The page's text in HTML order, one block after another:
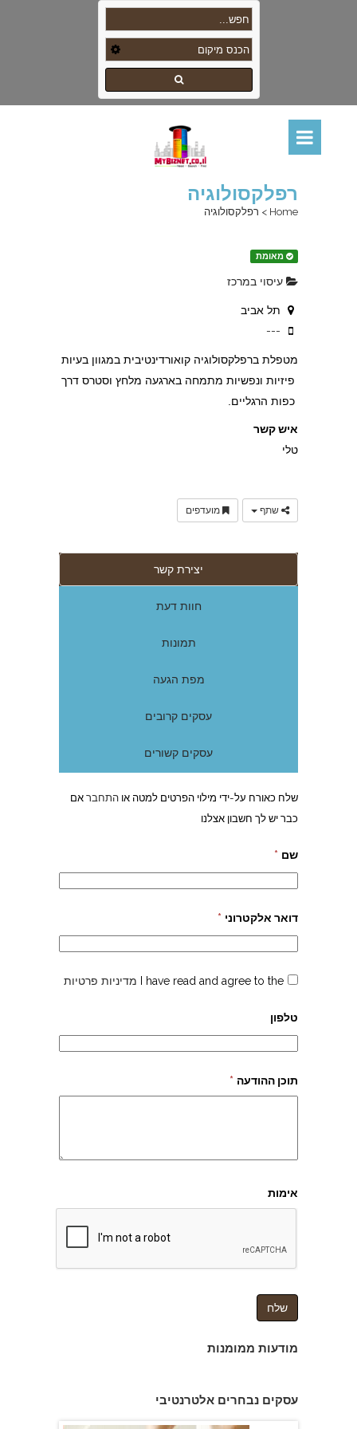
רפלקסולוגיה
Home
> רפלקסולוגיה
מאומת
עיסוי במרכז
תל אביב
---
מטפלת ברפלקסולוגיה קואורדינטיבית במגוון בעיות
פיזיות ונפשיות מתמחה בארגעה מלחץ וסטרס דרך
כפות הרגליים.
איש קשר
טלי
שתף מועדפים
יצירת קשר
חוות דעת
תמונות
מפת הגעה
עסקים קרובים
עסקים קשורים
שלח כאורח על-ידי מילוי הפרטים למטה או התחבראם
כבר יש לך חשבון אצלנו
שם *
דואר אלקטרוני *
I have read and agree to the מדיניות פרטיות
טלפון
תוכן ההודעה *
אימות
מודעות ממומנות
עסקים נבחרים אלטרנטיבי
עיסוי לגבר מגבר בתל אביב